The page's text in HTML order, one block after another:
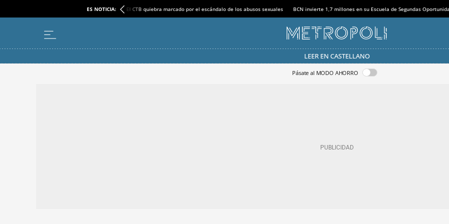
ES NOTICIA: El CTB quiebra marcado por el escándalo de los abusos sexuales BCN invierte 1,7 millones en su Escuela de Segundas
LEER EN CASTELLANO
Pásate al MODO AHORRO